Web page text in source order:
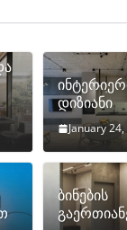
დიზიანი
January
ბინების